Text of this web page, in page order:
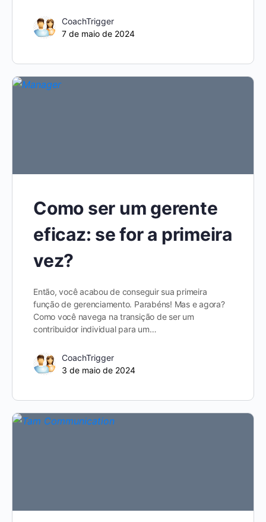
CoachTrigger
7 de maio de 2024
Como ser um gerente
eficaz: se for a primeira
vez?
Então, você acabou de conseguir sua primeira
função de gerenciamento. Parabéns! Mas e agora?
Como você navega na transição de ser um
contribuidor individual para um…
CoachTrigger
3 de maio de 2024